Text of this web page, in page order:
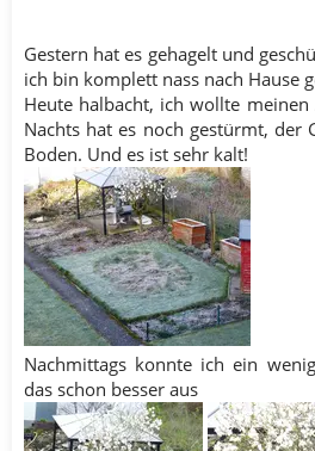
Gestern hat es gehagelt und
ich bin komplett nass nach Hause
Heute halbacht, ich wollte
Nachts hat es noch gestürmt, der
Boden. Und es ist sehr kalt!
Nachmittags konnte ich ein
das schon besser aus